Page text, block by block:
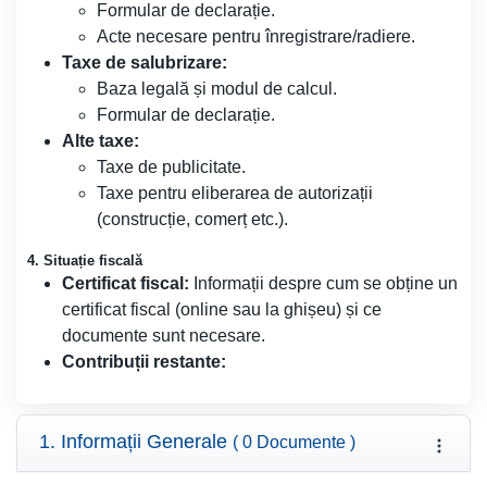
Formular de declarație.
Acte necesare pentru înregistrare/radiere.
Taxe de salubrizare:
Baza legală și modul de calcul.
Formular de declarație.
Alte taxe:
Taxe de publicitate.
Taxe pentru eliberarea de autorizații
(construcție, comerț etc.).
4. Situație fiscală
Certificat fiscal: Informații despre cum se obține un
certificat fiscal (online sau la ghișeu) și ce
documente sunt necesare.
Contribuții restante:
1. Informații Generale ( 0 Documente )